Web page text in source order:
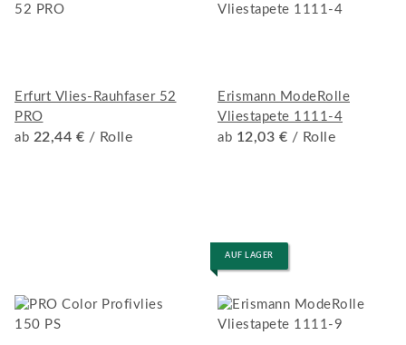
Erfurt Vlies-Rauhfaser 52
PRO
ab 22,44 € / Rolle
Erismann ModeRolle
Vliestapete 1111-4
ab 12,03 € / Rolle
AUF LAGER